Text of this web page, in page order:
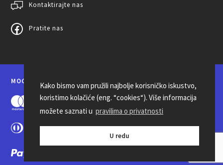
Kako bismo vam pružili najbolje korisničko iskustvo,
koristimo kolačiće (eng. “cookies“). Više informacija
možete saznati u pravilima o privatnosti
U redu
Kontaktirajte nas
Pratite nas
MOGUĆNOSTI PLAĆANJA